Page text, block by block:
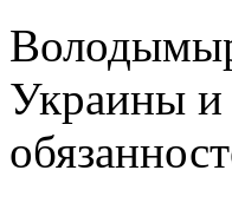
Украины и